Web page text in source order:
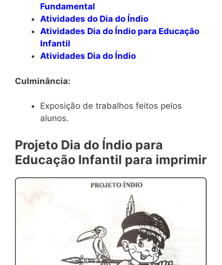
Fundamental
Atividades do Dia do Índio
Atividades Dia do Índio para Educação
Infantil
Atividades Dia do Índio
Culminância:
Exposição de trabalhos feitos pelos
alunos.
Projeto Dia do Índio para
Educação Infantil para imprimir